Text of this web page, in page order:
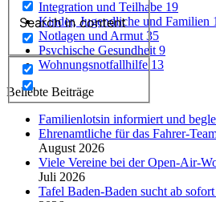
Search in content
Integration und Teilhabe 19
Kinder, Jugendliche und Familien
Notlagen und Armut 35
Psychische Gesundheit 9
Wohnungsnotfallhilfe 13
Beliebte Beiträge
Familienlotsin informiert und
Ehrenamtliche für das Fahrer-
August 2026
Viele Vereine bei der Open-Air-
Juli 2026
Tafel Baden-Baden sucht ab